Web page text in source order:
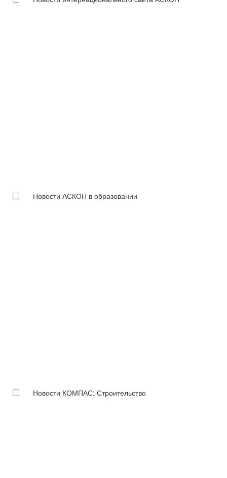
Новости АСКОН в образовании
Новости КОМПАС: Строительство